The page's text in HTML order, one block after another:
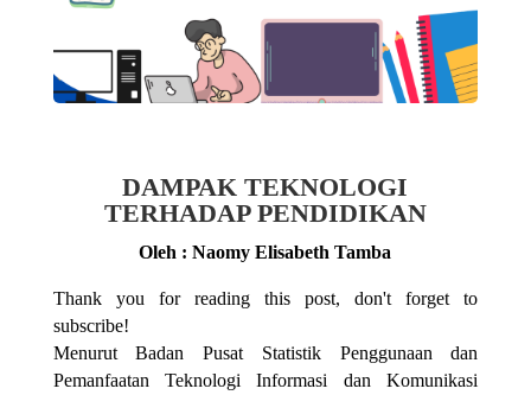
DAMPAK TEKNOLOGI
TERHADAP PENDIDIKAN
Oleh : Naomy Elisabeth Tamba
Thank you for reading this post, don't forget to
subscribe!
Menurut Badan Pusat Statistik Penggunaan dan
Pemanfaatan Teknologi Informasi dan Komunikasi